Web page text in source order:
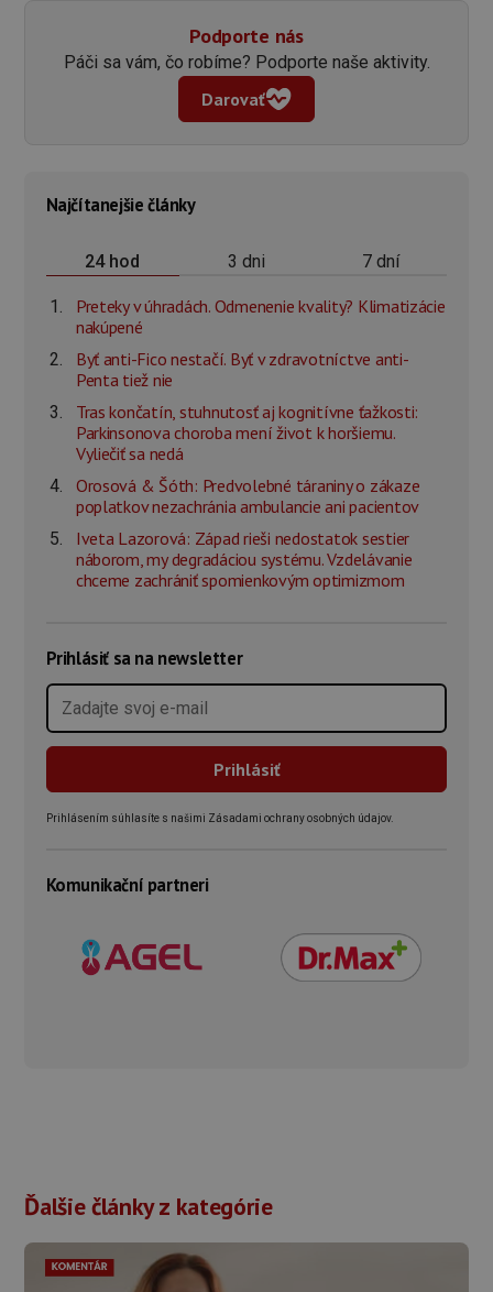
Podporte nás
Páči sa vám, čo robíme? Podporte naše aktivity.
Darovať
Najčítanejšie články
24 hod 3 dni 7 dní
Preteky v úhradách. Odmenenie kvality? Klimatizácie
nakúpené
Byť anti-Fico nestačí. Byť v zdravotníctve anti-
Penta tiež nie
Tras končatín, stuhnutosť aj kognitívne ťažkosti:
Parkinsonova choroba mení život k horšiemu.
Vyliečiť sa nedá
Orosová & Šóth: Predvolebné táraniny o zákaze
poplatkov nezachránia ambulancie ani pacientov
Iveta Lazorová: Západ rieši nedostatok sestier
náborom, my degradáciou systému. Vzdelávanie
chceme zachrániť spomienkovým optimizmom
Prihlásiť sa na newsletter
Prihlásením súhlasíte s našimi Zásadami ochrany osobných údajov.
Komunikační partneri
Ďalšie články z kategórie